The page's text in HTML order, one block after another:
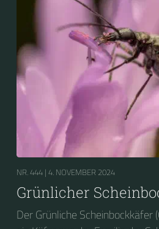
NR. 444 | 4. NOVEMBER 2024
Grünlicher
Der Grünliche Scheinbockkäfer